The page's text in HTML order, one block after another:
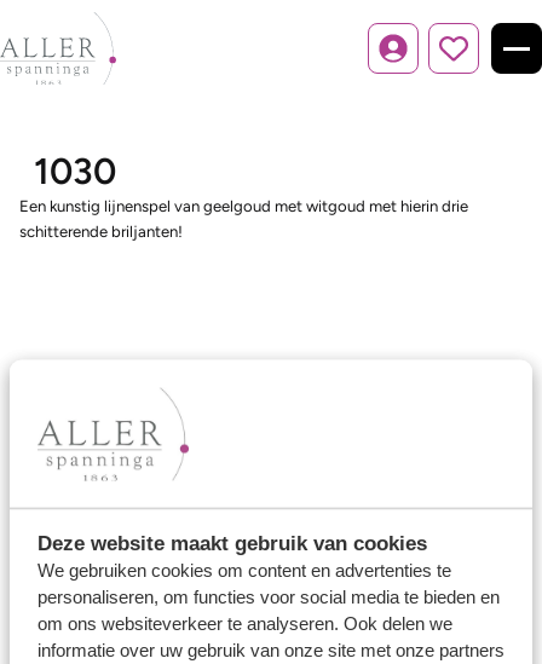
Deze website maakt gebruik van cookies
We gebruiken cookies om content en advertenties te
personaliseren, om functies voor social media te bieden en
om ons websiteverkeer te analyseren. Ook delen we
informatie over uw gebruik van onze site met onze partners
Inloggen
1030
Een kunstig lijnenspel van geelgoud met witgoud met hierin drie
schitterende briljanten!
Ons aanbod
Trouwringen
Memoireringen
Verlovingsringen
Vriendschapsringen
Over ons